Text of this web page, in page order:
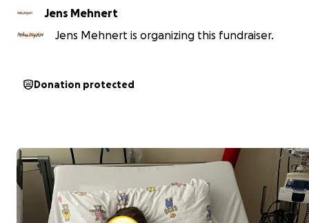
Jens Mehnert
Jens Mehnert is organizing this fundraiser.
Donation protected